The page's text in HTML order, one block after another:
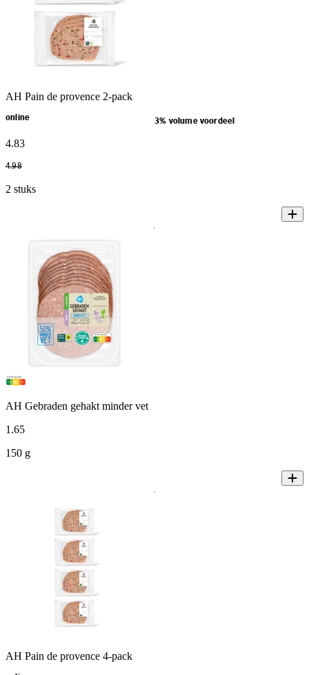
AH Pain de provence 2-pack
online 3% volume voordeel
4.83
4.98
2 stuks
AH Gebraden gehakt minder vet
1 .65
150 g
AH Pain de provence 4-pack